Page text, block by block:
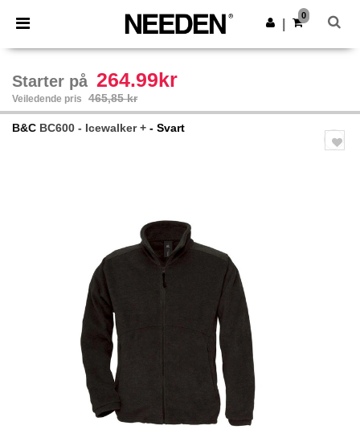
× Needen-app
Bedre priser i appen!
Last ned app
0
Starter på 264.99kr
Veiledende pris 465,85 kr
B&C BC600 - Icewalker + - Svart